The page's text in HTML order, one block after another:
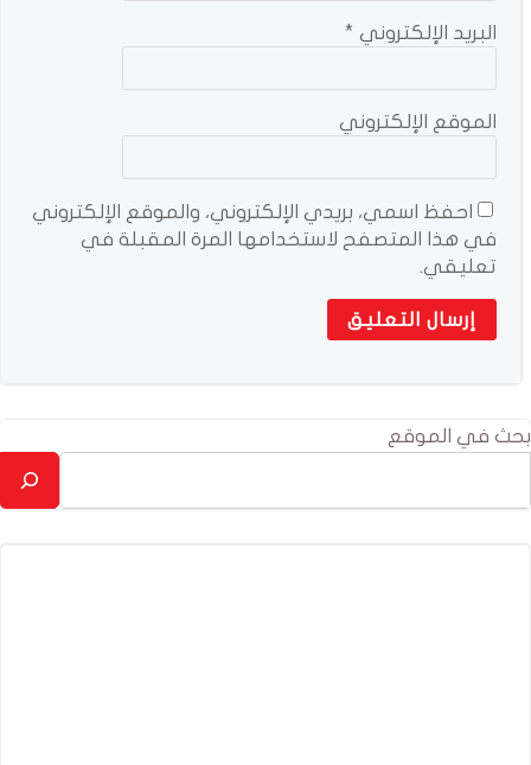
البريد الإلكتروني *
الموقع الإلكتروني
احفظ اسمي، بريدي الإلكتروني، والموقع الإلكتروني
في هذا المتصفح لاستخدامها المرة المقبلة في
تعليقي.
بحث في الموقع